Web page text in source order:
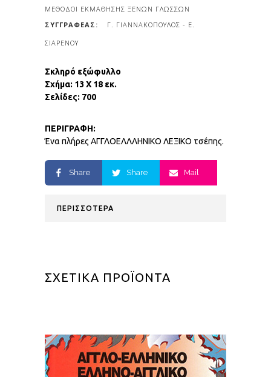
ΜΕΘΟΔΟΙ ΕΚΜΑΘΗΣΗΣ ΞΕΝΩΝ ΓΛΩΣΣΩΝ
Γ. ΓΙΑΝΝΑΚΟΠΟΥΛΟΣ - Ε.
ΣΙΑΡΕΝΟΥ
Σκληρό εξώφυλλο
Σχήμα: 13 Χ 18 εκ.
Σελίδες: 700
ΠΕΡΙΓΡΑΦΗ:
Ένα πλήρες ΑΓΓΛΟΕΛΛΛΗΝΙΚΟ ΛΕΞΙΚΟ τσέπης.
Share Share Mail
ΠΕΡΙΣΣΟΤΕΡΑ
ΣΧΕΤΙΚΑ ΠΡΟΪΟΝΤΑ